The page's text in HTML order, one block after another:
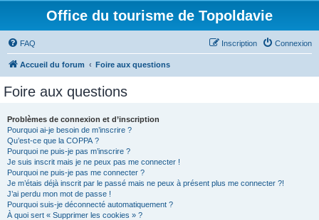
Office du tourisme de Topoldavie
FAQ Connexion
Inscription
Accueil du forum Foire aux questions
Foire aux questions
Problèmes de connexion et d’inscription
Pourquoi ai-je besoin de m’inscrire ?
Qu’est-ce que la COPPA ?
Pourquoi ne puis-je pas m’inscrire ?
Je suis inscrit mais je ne peux pas me connecter !
Pourquoi ne puis-je pas me connecter ?
Je m’étais déjà inscrit par le passé mais ne peux à présent plus me connecter ?!
J’ai perdu mon mot de passe !
Pourquoi suis-je déconnecté automatiquement ?
À quoi sert « Supprimer les cookies » ?